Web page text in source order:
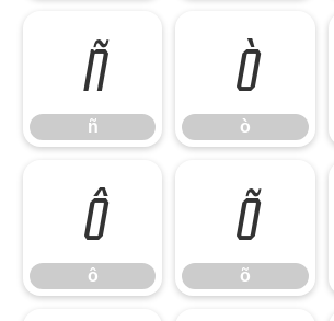
ñ
ñ
ò
ò
ô
ô
õ
õ